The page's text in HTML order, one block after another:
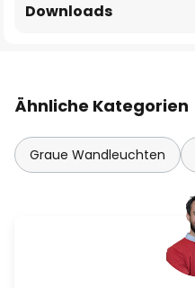
Downloads
Ähnliche Kategorien
Graue Wandleuchten